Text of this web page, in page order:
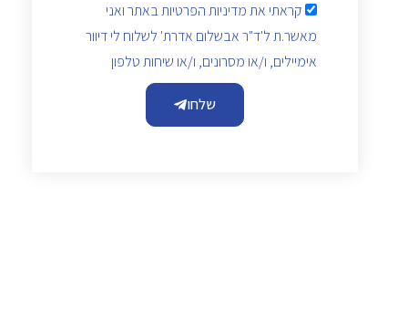
קראתי אתמדיניות הפרטיותבאתר ואני
מאשר.ת ל'ד"ר אבשלום אדרת' לשלוח לי דיוור
אימיילים, ו/או מסרונים, ו/או שיחות טלפון
שלחו